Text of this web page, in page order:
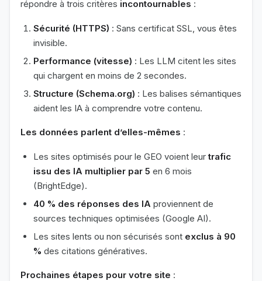
répondre à trois critères incontournables :
Sécurité (HTTPS) : Sans certificat SSL, vous êtes
invisible.
Performance (vitesse) : Les LLM citent les sites
qui chargent en moins de 2 secondes.
Structure (Schema.org) : Les balises sémantiques
aident les IA à comprendre votre contenu.
Les données parlent d’elles-mêmes :
Les sites optimisés pour le GEO voient leurtrafic
issu des IA multiplier par 5 en 6 mois
(BrightEdge).
40 % des réponses des IA proviennent de
sources techniques optimisées (Google AI).
Les sites lents ou non sécurisés sont exclus à 90
% des citations génératives.
Prochaines étapes pour votre site :